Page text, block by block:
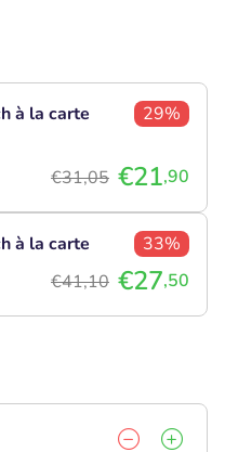
à la carte
29%
€31,05 €21,90
à la carte
33%
€41,10 €27,50